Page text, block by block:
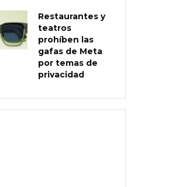
Restaurantes y
teatros
prohíben las
gafas de Meta
por temas de
privacidad